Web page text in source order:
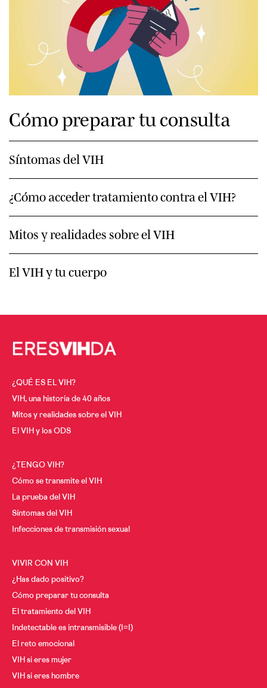
Cómo preparar tu consulta
Síntomas del VIH
¿Cómo acceder tratamiento contra el VIH?
Mitos y realidades sobre el VIH
El VIH y tu cuerpo
¿QUÉ ES EL VIH?
VIH, una historia de 40 años
Mitos y realidades sobre el VIH
El VIH y los ODS
¿TENGO VIH?
Cómo se transmite el VIH
La prueba del VIH
Síntomas del VIH
Infecciones de transmisión sexual
VIVIR CON VIH
¿Has dado positivo?
Cómo preparar tu consulta
El tratamiento del VIH
Indetectable es intransmisible (I=I)
El reto emocional
VIH si eres mujer
VIH si eres hombre